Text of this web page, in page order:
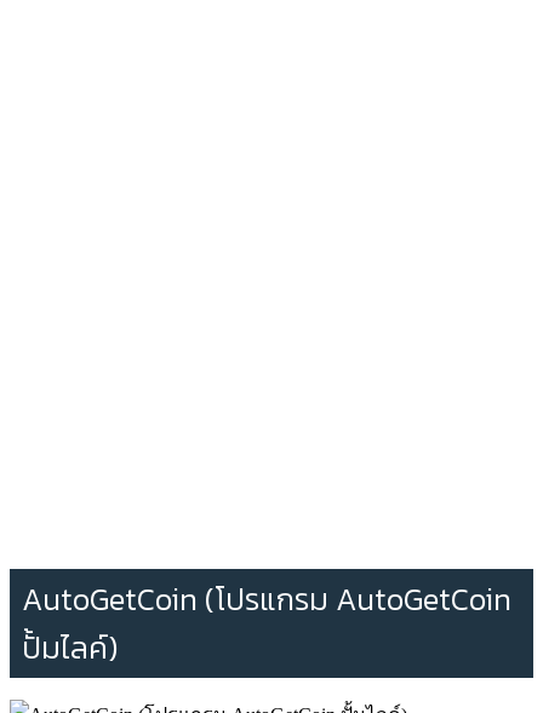
AutoGetCoin (โปรแกรม AutoGetCoin
ปั้มไลค์)